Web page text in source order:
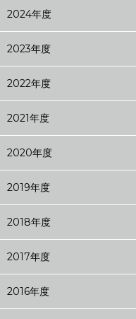
2024年度
2023年度
2022年度
2021年度
2020年度
2019年度
2018年度
2017年度
2016年度